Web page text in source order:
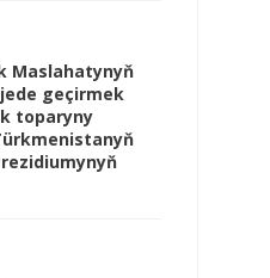
Maslahatynyň
geçirmek
toparyny